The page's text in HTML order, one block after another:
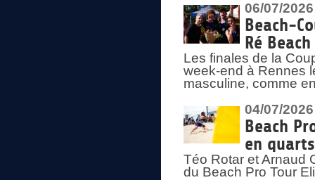
06/07/2026
Beach-
Ré
Les finales de la
week-end à Rennes
masculine, comme
04/07/2026
Beach
en quarts
Téo Rotar et Arnaud
du Beach Pro Tour